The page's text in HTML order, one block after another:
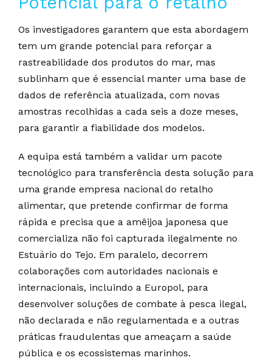
Os investigadores garantem que esta abordagem
tem um grande potencial para reforçar a
rastreabilidade dos produtos do mar, mas
sublinham que é essencial manter uma base de
dados de referência atualizada, com novas
amostras recolhidas a cada seis a doze meses,
para garantir a fiabilidade dos modelos.
A equipa está também a validar um pacote
tecnológico para transferência desta solução para
uma grande empresa nacional do retalho
alimentar, que pretende confirmar de forma
rápida e precisa que a amêijoa japonesa que
comercializa não foi capturada ilegalmente no
Estuário do Tejo. Em paralelo, decorrem
colaborações com autoridades nacionais e
internacionais, incluindo a Europol, para
desenvolver soluções de combate à pesca ilegal,
não declarada e não regulamentada e a outras
práticas fraudulentas que ameaçam a saúde
pública e os ecossistemas marinhos.